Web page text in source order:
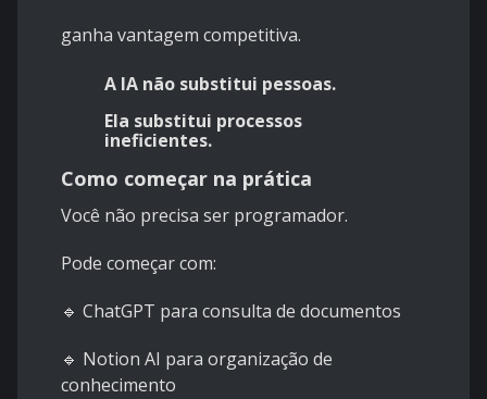
ganha vantagem competitiva.
A IA não substitui pessoas.
Ela substitui processos
ineficientes.
Como começar na prática
Você não precisa ser programador.
Pode começar com:
🔹 ChatGPT para consulta de documentos
🔹 Notion AI para organização de
conhecimento